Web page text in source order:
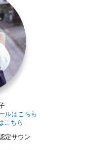
ルはこちら
こちら
定サウン